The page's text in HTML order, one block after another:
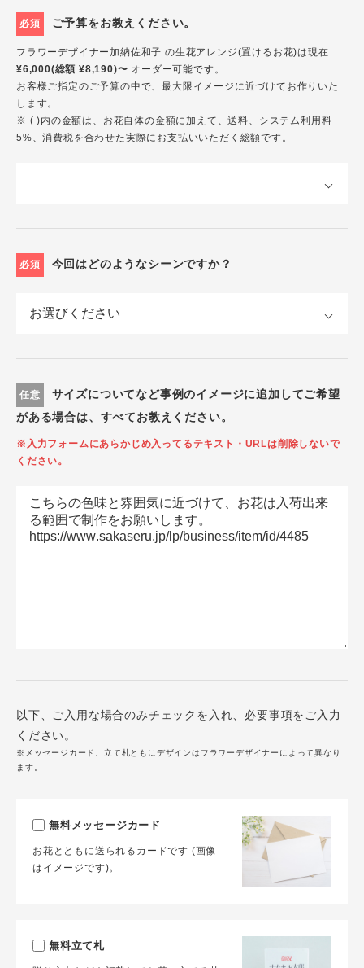
必須 ご予算をお教えください。
フラワーデザイナー加納佐和子 の生花アレンジ(置けるお花)は現在
¥6,000(総額 ¥8,190)〜 オーダー可能です。
お客様ご指定のご予算の中で、最大限イメージに近づけてお作りいた
します。
※ ( )内の金額は、お花自体の金額に加えて、送料、システム利用料
5%、消費税を合わせた実際にお支払いいただく総額です。
必須 今回はどのようなシーンですか？
任意
サイズについてなど事例のイメージに追加してご希望
がある場合は、すべてお教えください。
※入力フォームにあらかじめ入ってるテキスト・URLは削除しないで
ください。
以下、ご入用な場合のみチェックを入れ、必要事項をご入力
ください。
※メッセージカード、立て札ともにデザインはフラワーデザイナーによって異なり
ます。
無料メッセージカード
お花とともに送られるカードです (画像
はイメージです)。
無料立て札